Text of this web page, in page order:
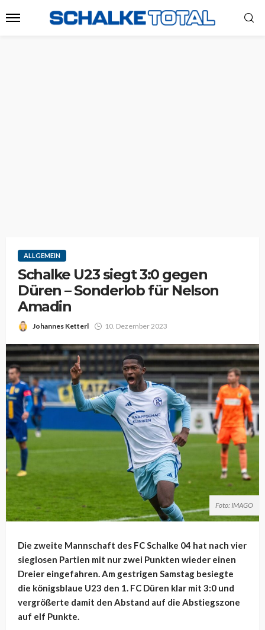
ALLGEMEIN
Schalke U23 siegt 3:0 gegen
Düren – Sonderlob für Nelson
Amadin
Johannes Ketterl 10. Dezember 2023
Foto: IMAGO
Die zweite Mannschaft des FC Schalke 04 hat nach vier
sieglosen Partien mit nur zwei Punkten wieder einen
Dreier eingefahren. Am gestrigen Samstag besiegte
die königsblaue U23 den 1. FC Düren klar mit 3:0 und
vergrößerte damit den Abstand auf die Abstiegszone
auf elf Punkte.